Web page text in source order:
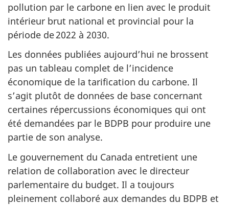
pollution par le carbone en lien avec le produit
intérieur brut national et provincial pour la
période de 2022 à 2030.
Les données publiées aujourd’hui ne brossent
pas un tableau complet de l’incidence
économique de la tarification du carbone. Il
s’agit plutôt de données de base concernant
certaines répercussions économiques qui ont
été demandées par le BDPB pour produire une
partie de son analyse.
Le gouvernement du Canada entretient une
relation de collaboration avec le directeur
parlementaire du budget. Il a toujours
pleinement collaboré aux demandes du BDPB et